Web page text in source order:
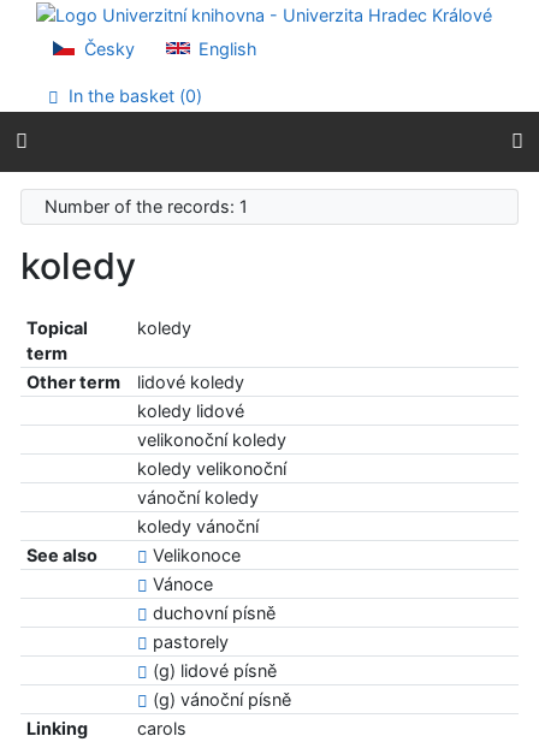
Go to content
Go to menu
Accessibility declaration
Česky English
In the basket (0)
Number of the records: 1
koledy
Topical
term
koledy
Other term
lidové koledy
koledy lidové
velikonoční koledy
koledy velikonoční
vánoční koledy
koledy vánoční
See also
Velikonoce
Vánoce
duchovní písně
pastorely
(g) lidové písně
(g) vánoční písně
Linking
carols